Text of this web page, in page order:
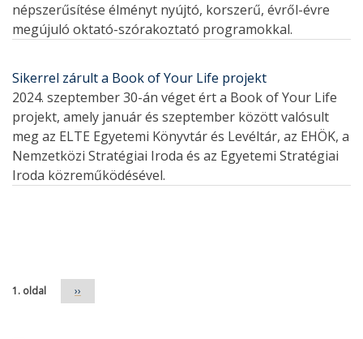
népszerűsítése élményt nyújtó, korszerű, évről-évre
megújuló oktató-szórakoztató programokkal.
Sikerrel zárult a Book of Your Life projekt
2024. szeptember 30-án véget ért a Book of Your Life
projekt, amely január és szeptember között valósult
meg az ELTE Egyetemi Könyvtár és Levéltár, az EHÖK, a
Nemzetközi Stratégiai Iroda és az Egyetemi Stratégiai
Iroda közreműködésével.
1. oldal Következő
oldal
››